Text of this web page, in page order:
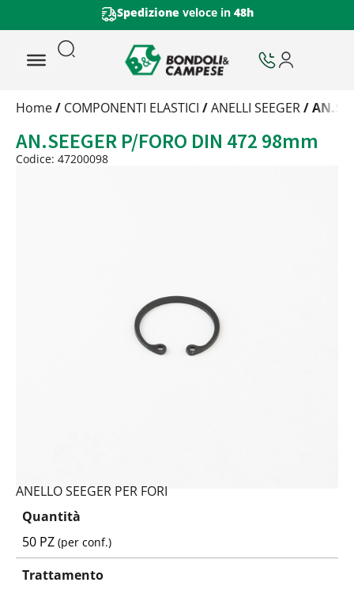
Spedizione veloce in 48h
Trattamento
Peso
Quantità
Home/ COMPONENTI ELASTICI /ANELLI SEEGER/
AN.SEEGER P/FORO DIN 472 98mm
Codice: 47200098
ANELLO SEEGER PER FORI
Quantità
50 PZ(per conf.)
Trattamento